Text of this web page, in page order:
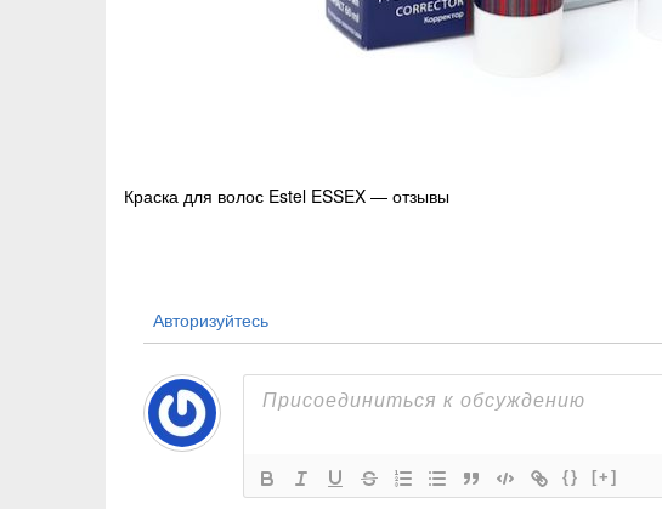
Навигация
Краска для волос Estel ESSEX — отзывы
Авторизуйтесь
{} [+]